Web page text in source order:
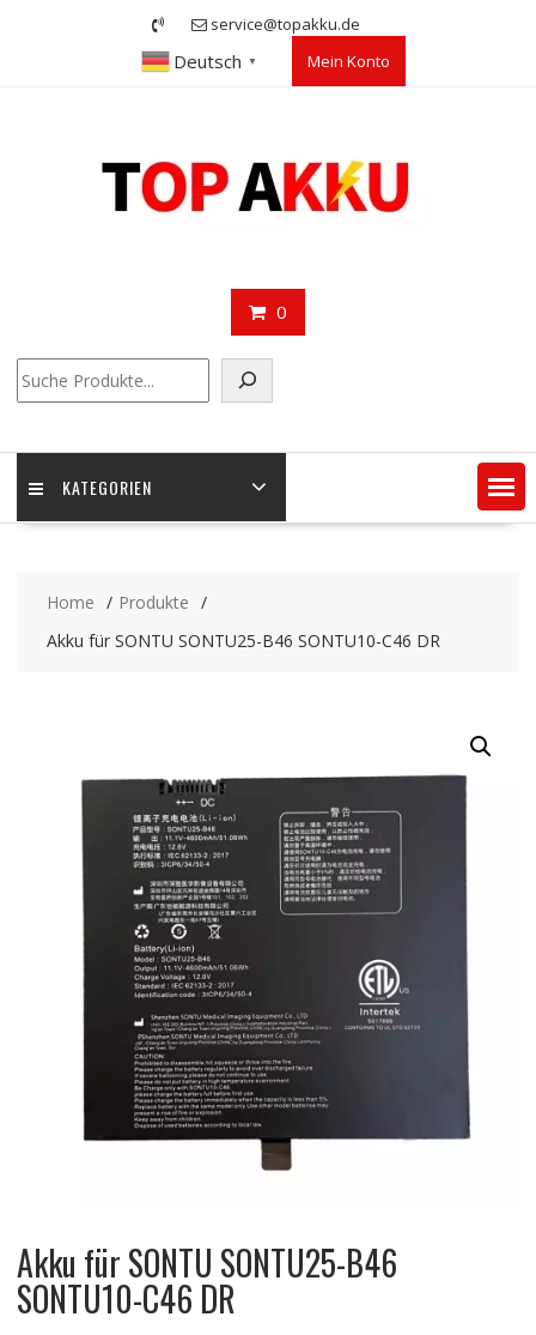
service@topakku.de
Deutsch ▼ Mein Konto
0
KATEGORIEN
Home
Produkte
Akku für SONTU SONTU25-B46 SONTU10-C46 DR
Akku für SONTU SONTU25-B46
SONTU10-C46 DR